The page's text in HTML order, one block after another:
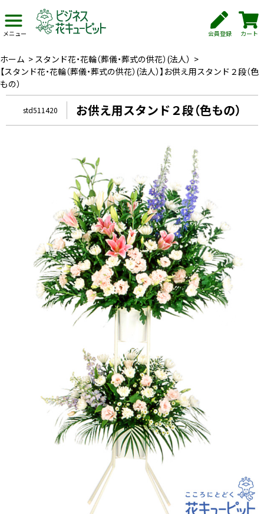
メニュー 会員登録 カート
ホーム > スタンド花・花輪（葬儀・葬式の供花）(法人） >
【スタンド花・花輪（葬儀・葬式の供花）(法人）】お供え用スタンド２段（色
もの）
std511420 お供え用スタンド２段（色もの）